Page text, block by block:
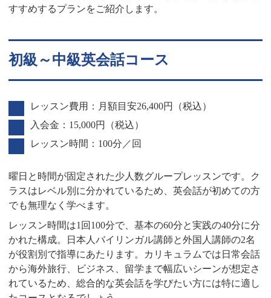
すすめするプランをご紹介します。
初級～中級英会話コース
レッスン費用：月額目安26,400円（税込）
入会金：15,000円（税込）
レッスン時間：100分／回
曜日と時間が固定された少人数グループレッスンです。ク
ラスはレベル別に分かれているため、英会話が初めての方
でも無理なく学べます。
レッスン時間は1回100分で、基本の60分と実践の40分に分
かれた構成。日本人バイリンガル講師と外国人講師の2名
が役割別で指導にあたります。カリキュラムでは日常会話
から海外旅行、ビジネス、留学まで幅広いシーンが想定さ
れているため、総合的な英会話を学びたい方には特に適し